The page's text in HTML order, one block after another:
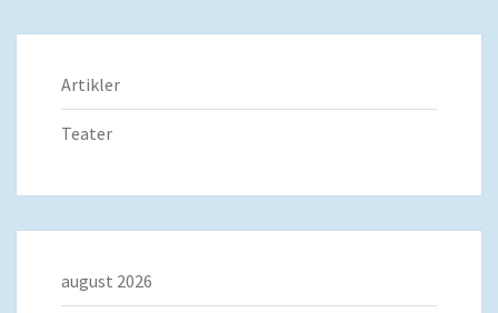
Artikler
Teater
august 2026